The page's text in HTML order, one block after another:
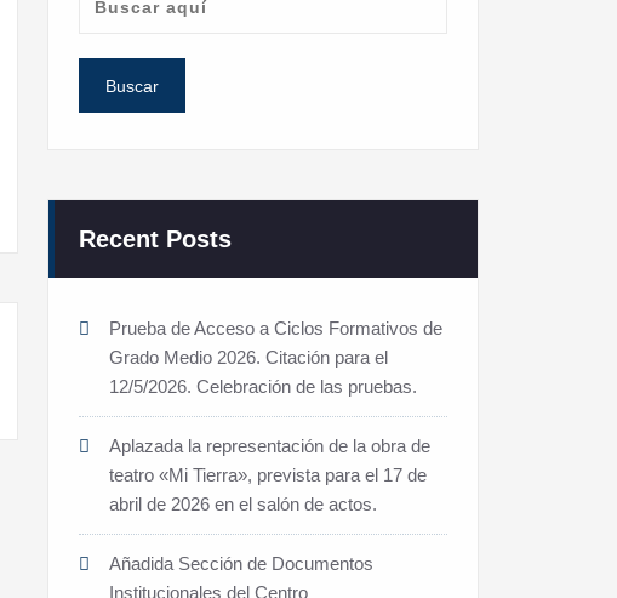
Recent Posts
Prueba de Acceso a Ciclos Formativos de
Grado Medio 2026. Citación para el
12/5/2026. Celebración de las pruebas.
Aplazada la representación de la obra de
teatro «Mi Tierra», prevista para el 17 de
abril de 2026 en el salón de actos.
Añadida Sección de Documentos
Institucionales del Centro